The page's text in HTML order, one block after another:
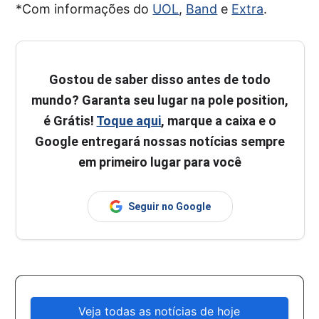
*Com informações do UOL, Band e Extra.
Gostou de saber disso antes de todo
mundo? Garanta seu lugar na pole position,
é Grátis! Toque aqui, marque a caixa e o
Google entregará nossas notícias sempre
em primeiro lugar para você
Seguir no Google
Veja todas as notícias de hoje